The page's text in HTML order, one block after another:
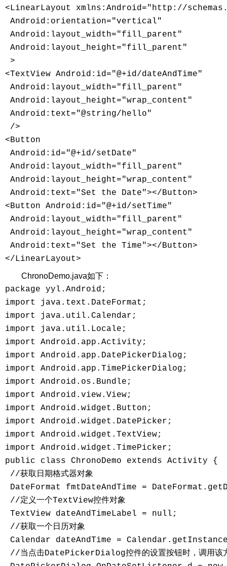
<LinearLayout xmlns:Android="http://
Android:orientation="vertical"
Android:layout_width="fill_parent"
Android:layout_height="fill_parent"
>
<TextView Android:id="@+id/dateAndTime"
Android:layout_width="fill_parent"
Android:layout_height="wrap_content"
Android:text="@string/hello"
/>
<Button
Android:id="@+id/setDate"
Android:layout_width="fill_parent"
Android:layout_height="wrap_content"
Android:text="Set the Date"></Button>
<Button Android:id="@+id/setTime"
Android:layout_width="fill_parent"
Android:layout_height="wrap_content"
Android:text="Set the Time"></Button>
</LinearLayout>
ChronoDemo.java如下：
package yyl.Android;
import java.text.DateFormat;
import java.util.Calendar;
import java.util.Locale;
import Android.app.Activity;
import Android.app.DatePickerDialog;
import Android.app.TimePickerDialog;
import Android.os.Bundle;
import Android.view.View;
import Android.widget.Button;
import Android.widget.DatePicker;
import Android.widget.TextView;
import Android.widget.TimePicker;
public class ChronoDemo extends Activity {
//获取日期格式器对象
DateFormat fmtDateAndTime =
//定义一个TextView控件对象
TextView dateAndTimeLabel = null;
//获取一个日历对象
Calendar dateAndTime =
//当点击DatePickerDialog控件的设置按钮时，调用该